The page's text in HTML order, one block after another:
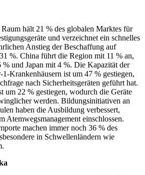
hält 21 % des globalen Marktes für
und verzeichnet ein schnelles
Anstieg der Beschaffung auf
%. China führt die Region mit 11 % an,
und Japan mit 4 %. Die Kapazität der
Krankenhäusern ist um 47 % gestiegen,
nach Sicherheitsgeräten geführt hat.
um 22 % gestiegen, wodurch die Geräte
werden. Bildungsinitiativen an
haben die Ausbildung verbessert,
Atemwegsmanagement einschlossen.
machen immer noch 36 % des
in Schwellenländern wie